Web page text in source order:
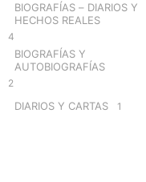
BIOGRAFÍAS – DIARIOS Y
HECHOS REALES
4
BIOGRAFÍAS Y
AUTOBIOGRAFÍAS
2
DIARIOS Y CARTAS 1